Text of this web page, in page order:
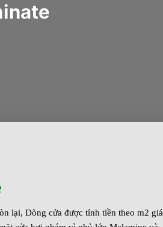
lại, Dòng cửa được tính tiền theo m2 giá